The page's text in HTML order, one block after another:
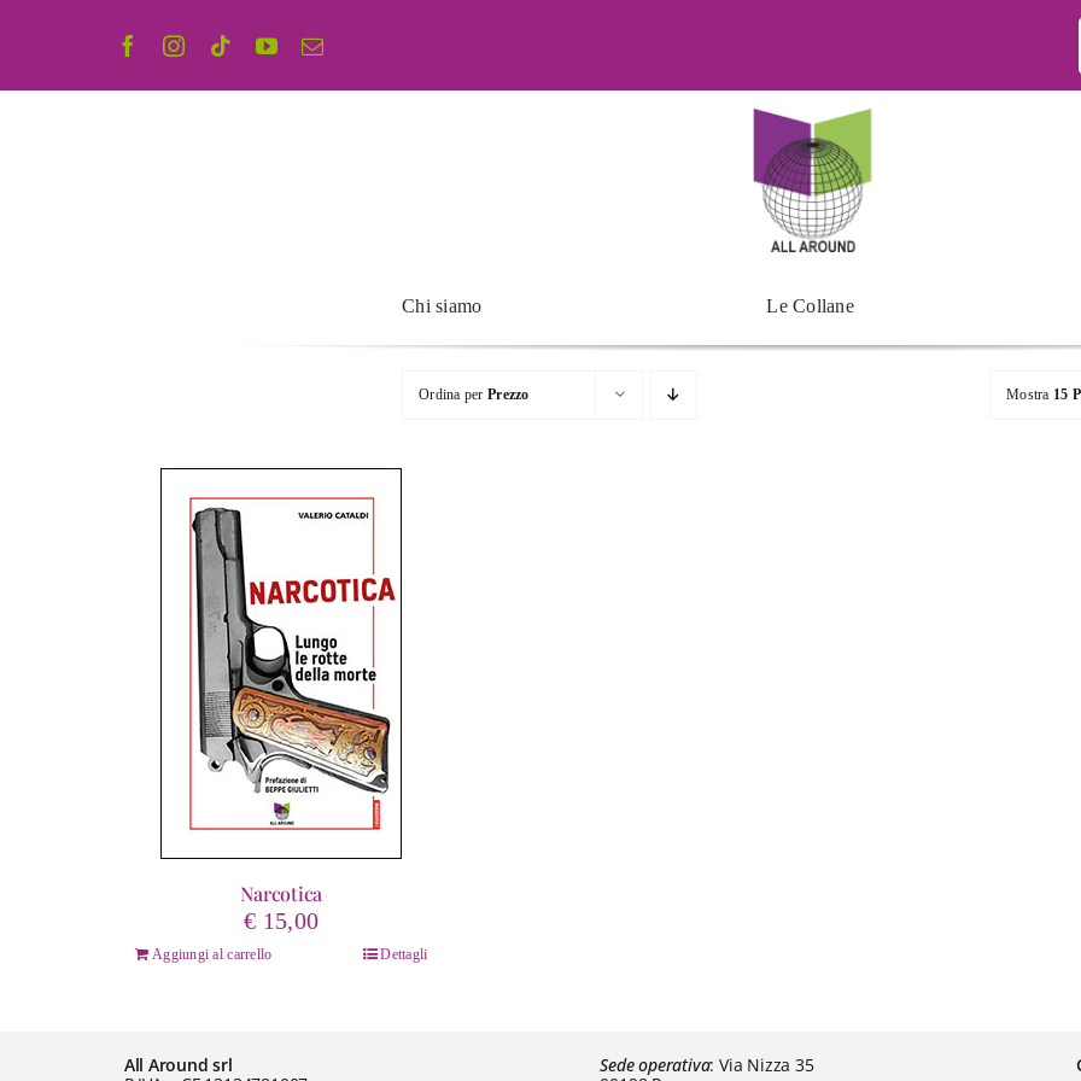
Chi siamo Le Collane
Ordina per Prezzo Mostra 15
Narcotica
€ 15,00
Aggiungi al carrello Dettagli
All Around srl
Sede operativa: Via Nizza 35